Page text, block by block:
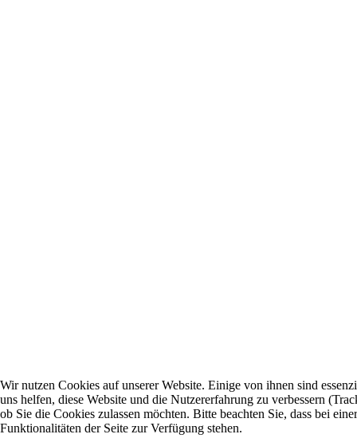
Wir nutzen Cookies auf unserer Website. Einige von ihnen sind
uns helfen, diese Website und die Nutzererfahrung zu verbessern
ob Sie die Cookies zulassen möchten. Bitte beachten Sie, dass bei
Funktionalitäten der Seite zur Verfügung stehen.